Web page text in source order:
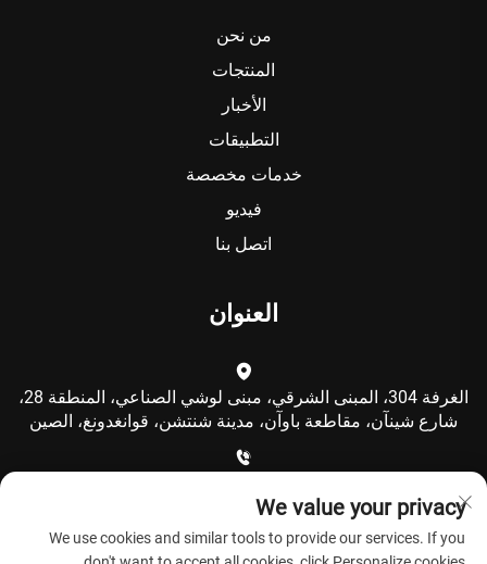
من نحن
المنتجات
الأخبار
التطبيقات
خدمات مخصصة
فيديو
اتصل بنا
العنوان
الغرفة 304، المبنى الشرقي، مبنى لوشي الصناعي، المنطقة 28،
شارع شينآن، مقاطعة باوآن، مدينة شنتشن، قوانغدونغ، الصين
[email protected]
We value your privacy
We use cookies and similar tools to provide our services. If you